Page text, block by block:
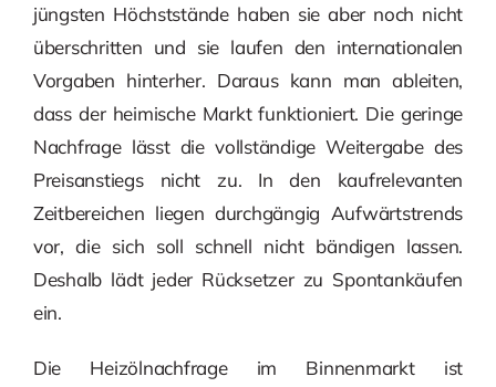
jüngsten Höchststände haben sie aber noch nicht
überschritten und sie laufen den internationalen
Vorgaben hinterher. Daraus kann man ableiten,
dass der heimische Markt funktioniert. Die geringe
Nachfrage lässt die vollständige Weitergabe des
Preisanstiegs nicht zu. In den kaufrelevanten
Zeitbereichen liegen durchgängig Aufwärtstrends
vor, die sich soll schnell nicht bändigen lassen.
Deshalb lädt jeder Rücksetzer zu Spontankäufen
ein.
Die Heizölnachfrage im Binnenmarkt ist